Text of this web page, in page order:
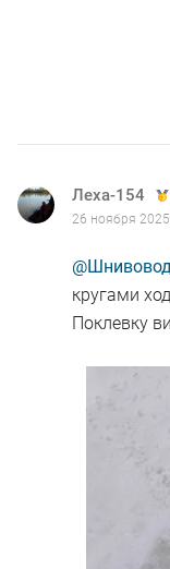
Леха-154
26 ноября
кругами
Поклевку